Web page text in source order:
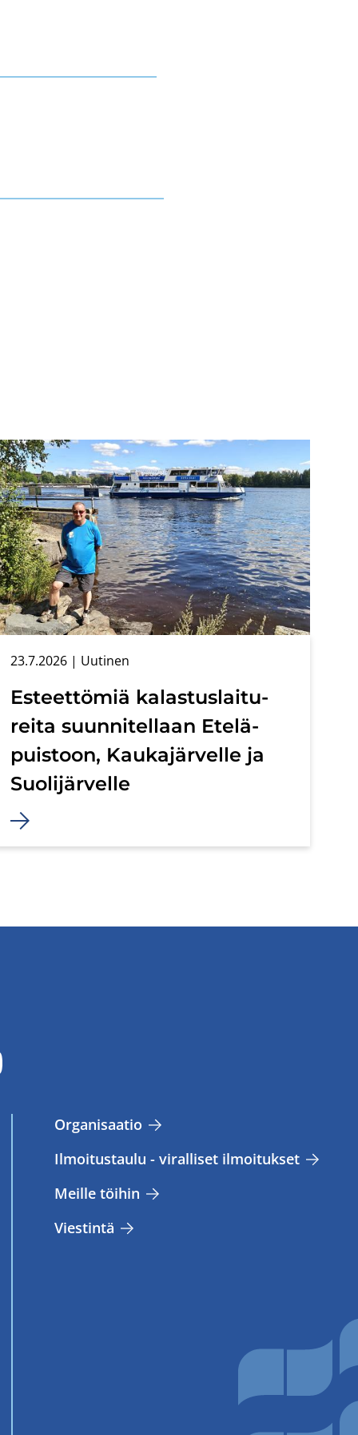
Es­teet­tö­miä ka­las­tus­lai­tu­
rei­ta suun­ni­tel­laan Ete­lä­
puis­toon, Kau­ka­jär­vel­le ja
Suo­li­jär­vel­le
23.7.2026 | Uu­ti­nen
Or­ga­ni­saa­tio
Il­moi­tus­tau­lu - vi­ral­li­set il­moi­tuk­set
Meil­le töi­hin
Vies­tin­tä